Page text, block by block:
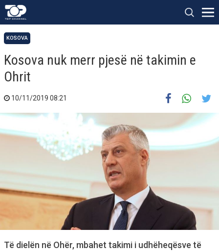
KOSOVA
Kosova nuk merr pjesë në takimin e
Ohrit
10/11/2019 08:21
Të dielën në Ohër, mbahet takimi i udhëheqësve të